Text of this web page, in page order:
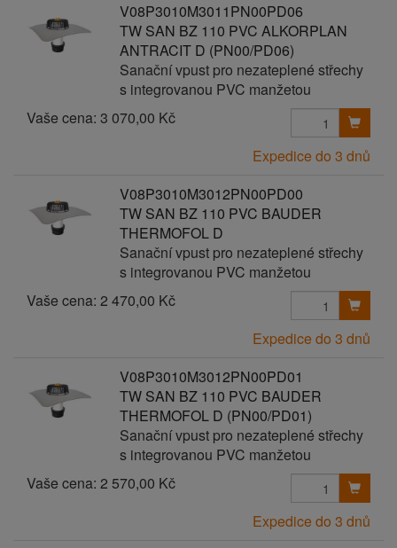
V08P3010M3011PN00PD06
TW SAN BZ 110 PVC ALKORPLAN
ANTRACIT D (PN00/PD06)
Sanační vpust pro nezateplené střechy
s integrovanou PVC manžetou
Vaše cena: 3 070,00 Kč
Expedice do 3 dnů
V08P3010M3012PN00PD00
TW SAN BZ 110 PVC BAUDER
THERMOFOL D
Sanační vpust pro nezateplené střechy
s integrovanou PVC manžetou
Vaše cena: 2 470,00 Kč
Expedice do 3 dnů
V08P3010M3012PN00PD01
TW SAN BZ 110 PVC BAUDER
THERMOFOL D (PN00/PD01)
Sanační vpust pro nezateplené střechy
s integrovanou PVC manžetou
Vaše cena: 2 570,00 Kč
Expedice do 3 dnů